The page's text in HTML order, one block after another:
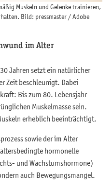
Muskeln und Gelenke trainieren,
Bild: pressmaster / Adobe
im Alter
Jahren setzt ein natürlicher
Zeit beschleunigt. Dabei
Bis zum 80. Lebensjahr
Muskelmasse sein.
erheblich beeinträchtigt.
sowie der im Alter
hormonelle
und Wachstumshormone)
auch Bewegungsmangel.